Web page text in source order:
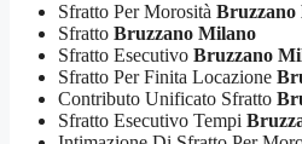
Sfratto Per Morosità Bruzzano
Sfratto Bruzzano Milano
Sfratto Esecutivo Bruzzano
Sfratto Per Finita Locazione
Contributo Unificato Sfratto
Sfratto Esecutivo Tempi